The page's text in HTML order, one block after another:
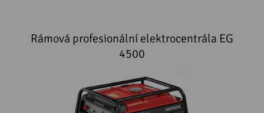
Rámová profesionální elektrocentrála EG
4500